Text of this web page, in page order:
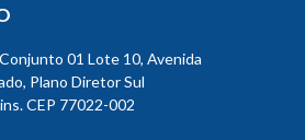
01 Lote 10, Avenida
Plano Diretor Sul
CEP 77022-002